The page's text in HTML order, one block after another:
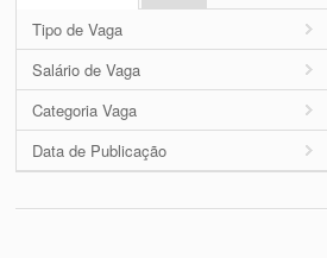
Tipo de Vaga
Salário de Vaga
Categoria Vaga
Data de Publicação